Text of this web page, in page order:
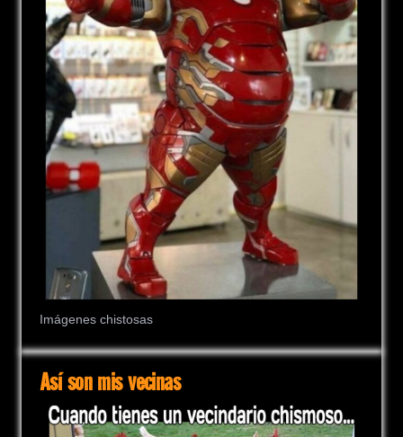
Imágenes chistosas
Así son mis vecinas